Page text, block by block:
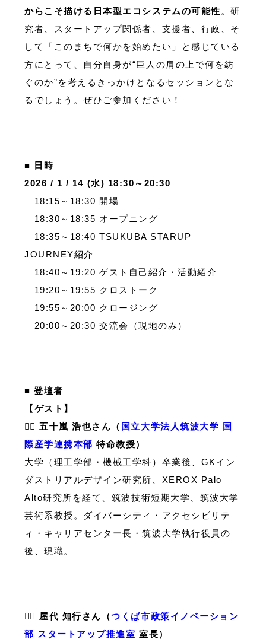
からこそ描ける日本型エコシステムの可能性 。研
究者、スタートアップ関係者、支援者、行政、そ
して「このまちで何かを始めたい」と感じている
方にとって、自分自身が“巨人の肩の上で何を紡
ぐのか”を考えるきっかけとなるセッションとな
るでしょう。ぜひご参加ください！
■ 日時
2026 / 1 / 14 (水) 18:30～20:30
18:15～18:30 開場
18:30～18:35 オープニング
18:35～18:40 TSUKUBA STARUP
JOURNEY紹介
18:40～19:20 ゲスト自己紹介・活動紹介
19:20～19:55 クロストーク
19:55～20:00 クロージング
20:00～20:30 交流会（現地のみ）
■ 登壇者
【ゲスト】
🙋‍♂️ 五十嵐 浩也さん（ 国立大学法人筑波大学 国
際産学連携本部 特命教授）
大学（理工学部・機械工学科）卒業後、GKイン
ダストリアルデザイン研究所、XEROX Palo
Alto研究所を経て、筑波技術短期大学、筑波大学
芸術系教授。ダイバーシティ・アクセシビリテ
ィ・キャリアセンター長・筑波大学執行役員の
後、現職。
🙋‍♂️ 屋代 知行さん（つくば市政策イノベーション
部 スタートアップ推進室 室長）